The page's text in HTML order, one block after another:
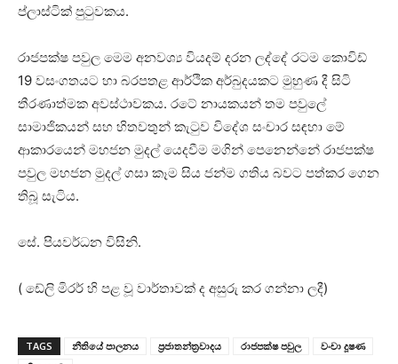
ප්ලාස්ටික් පුටුවකය.
රාජපක්ෂ පවුල මෙම අනවශ්‍ය වියදම් දරන ලද්දේ රටම කොවිඩ්
19 වසංගතයට හා බරපතළ ආර්ථික අර්බුදයකට මුහුණ දී සිටි
තීරණාත්මක අවස්ථාවකය. රටේ නායකයන් තම පවුලේ
සාමාජිකයන් සහ හිතවතුන් කැටුව විදේශ සංචාර සඳහා මේ
ආකාරයෙන් මහජන මුදල් යෙදවීම මගින් පෙනෙන්නේ රාජපක්ෂ
පවුල මහජන මුදල් ගසා කෑම සිය ජන්ම ගතිය බවට පත්කර ගෙන
තිබූ සැටිය.
සේ. පියවර්ධන විසිනි.
( ඩේලි මිරර් හි පළ වූ වාර්තාවක් ද අසුරු කර ගන්නා ලදී)
TAGS නීතියේ පාලනය ප්‍රජාතන්ත්‍රවාදය රාජපක්ෂ පවුල
වංචා දූෂණ